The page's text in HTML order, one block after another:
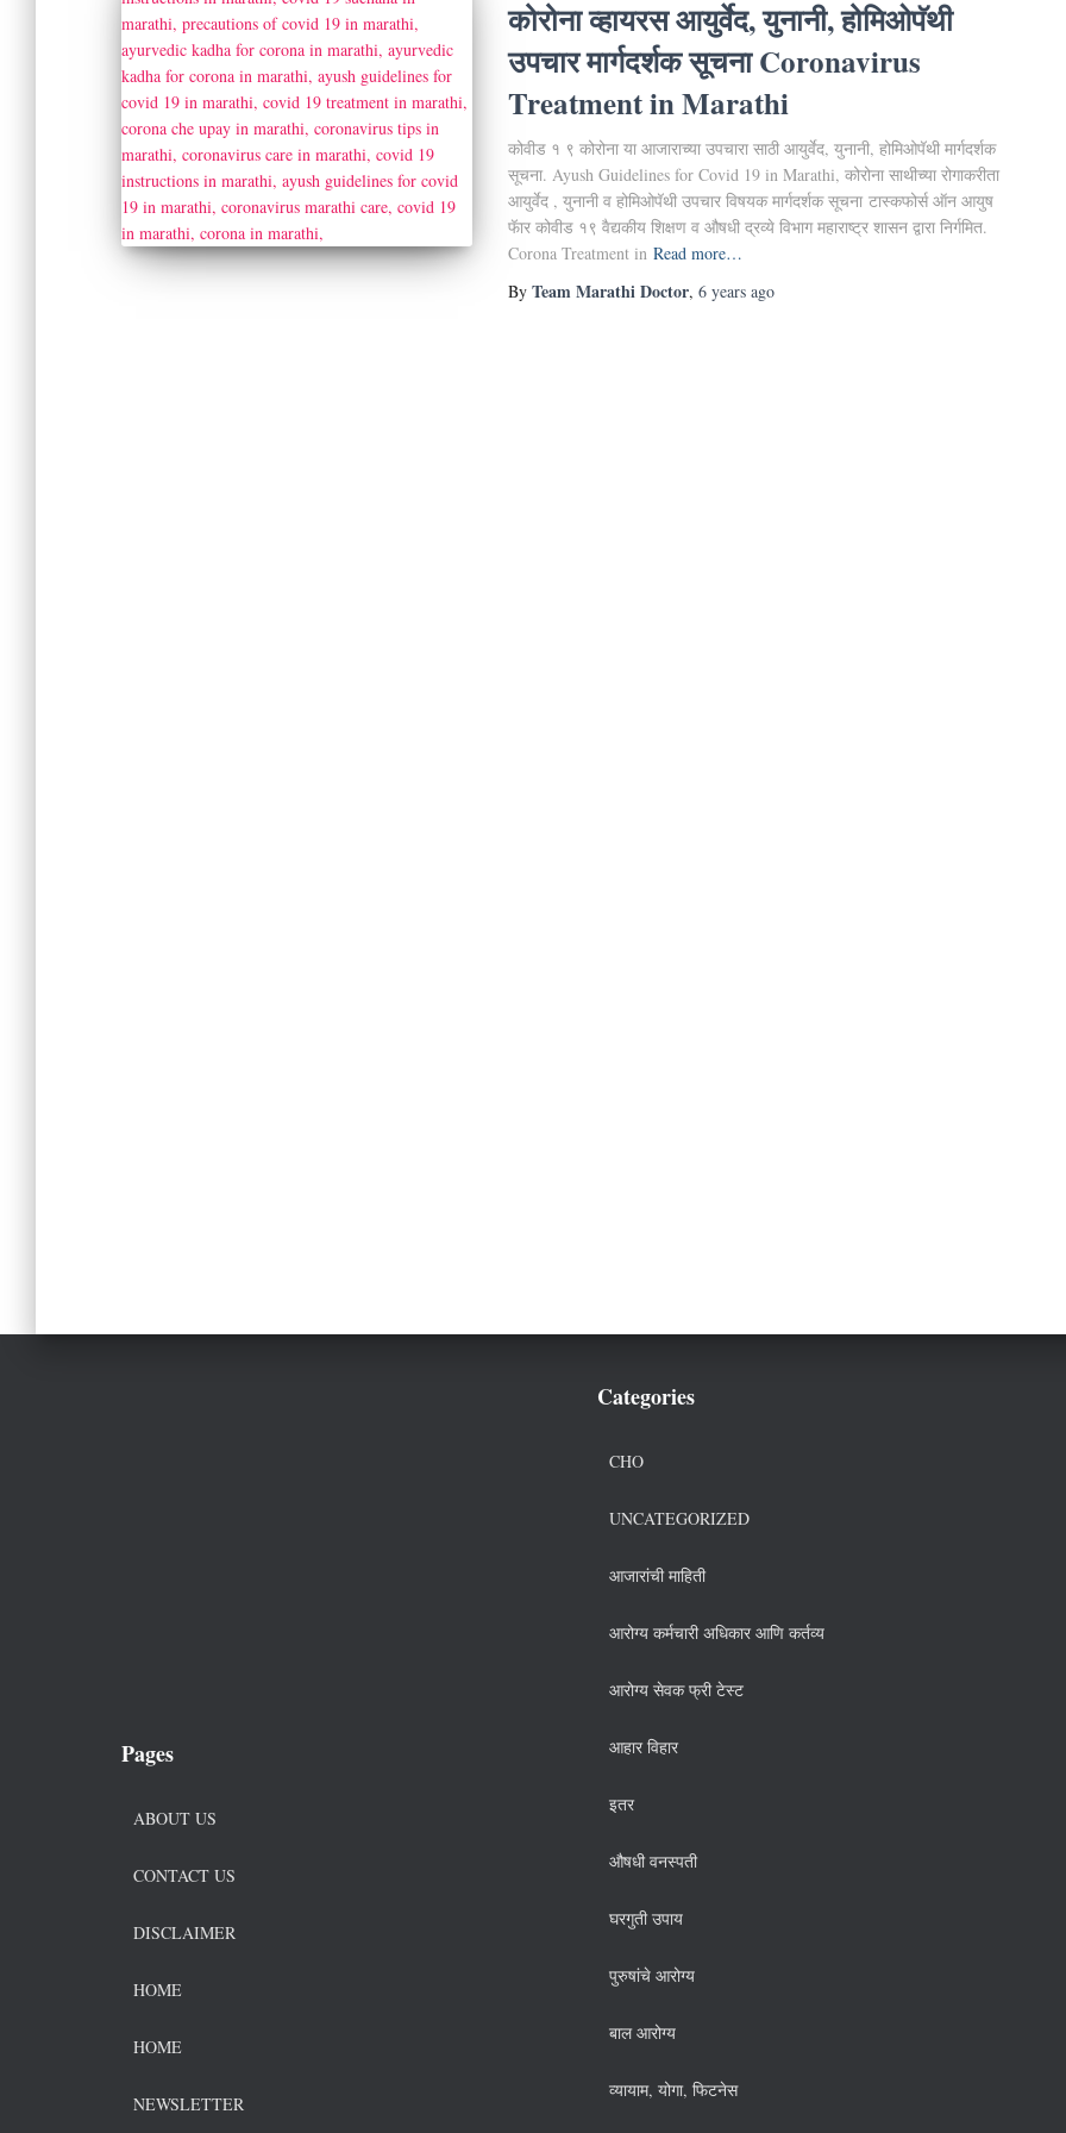
कोरोना व्हायरस आयुर्वेद, युनानी, होमिओपॅथी
उपचार मार्गदर्शक सूचना Coronavirus
Treatment in Marathi
कोवीड १ ९ कोरोना या आजाराच्या उपचारा साठी आयुर्वेद, युनानी, होमिओपॅथी मार्गदर्शक
सूचना. Ayush Guidelines for Covid 19 in Marathi, कोरोना साथीच्या रोगाकरीता
आयुर्वेद , युनानी व होमिओपॅथी उपचार विषयक मार्गदर्शक सूचना टास्कफोर्स ऑन आयुष
फॅार कोवीड १९ वैद्यकीय शिक्षण व औषधी द्रव्ये विभाग महाराष्ट्र शासन द्वारा निर्गमित.
Corona Treatment in Read more…
By Team Marathi Doctor, 6 years ago
Pages
ABOUT US
CONTACT US
DISCLAIMER
HOME
HOME
NEWSLETTER
Categories
CHO
UNCATEGORIZED
आजारांची माहिती
आरोग्य कर्मचारी अधिकार आणि कर्तव्य
आरोग्य सेवक फ्री टेस्ट
आहार विहार
इतर
औषधी वनस्पती
घरगुती उपाय
पुरुषांचे आरोग्य
बाल आरोग्य
व्यायाम, योगा, फिटनेस